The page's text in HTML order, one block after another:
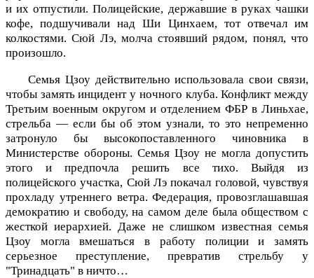
и их отпустили. Полицейские, державшие в руках чашки
кофе, подшучивали над Ши Цинхаем, тот отвечал им
колкостями. Сюй Лэ, молча стоявший рядом, понял, что
произошло.
Семья Цзоу действительно использовала свои связи,
чтобы замять инцидент у ночного клуба. Конфликт между
Третьим военным округом и отделением ФБР в Линьхае,
стрельба — если бы об этом узнали, то это непременно
затронуло бы высокопоставленного чиновника в
Министерстве обороны. Семья Цзоу не могла допустить
этого и предпочла решить все тихо. Выйдя из
полицейского участка, Сюй Лэ покачал головой, чувствуя
прохладу утреннего ветра. Федерация, провозглашавшая
демократию и свободу, на самом деле была обществом с
жесткой иерархией. Даже не слишком известная семья
Цзоу могла вмешаться в работу полиции и замять
серьезное преступление, превратив стрельбу у
"Тринадцать" в ничто…